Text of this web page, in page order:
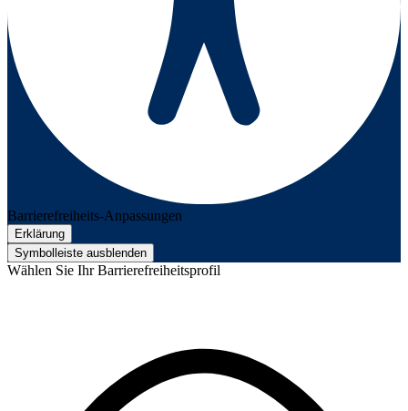
Barrierefreiheits-Anpassungen
Erklärung
Symbolleiste ausblenden
Wählen Sie Ihr Barrierefreiheitsprofil